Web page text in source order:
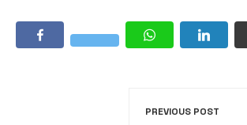
PREVIOUS POST